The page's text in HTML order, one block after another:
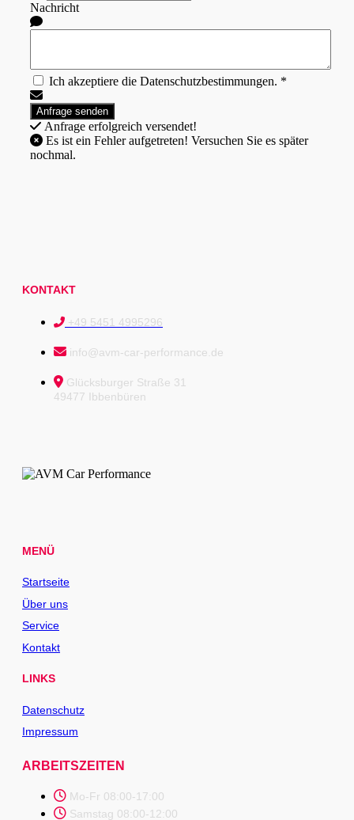
Nachricht
Ich akzeptiere die Datenschutzbestimmungen. *
Anfrage erfolgreich versendet!
nochmal.
KONTAKT
+49 5451 4995296
info@avm-car-performance.de
Glücksburger Straße 31
49477 Ibbenbüren
MENÜ
Startseite
Über uns
Service
Kontakt
LINKS
Datenschutz
Impressum
ARBEITSZEITEN
Mo-Fr 08:00-17:00
Samstag 08:00-12:00